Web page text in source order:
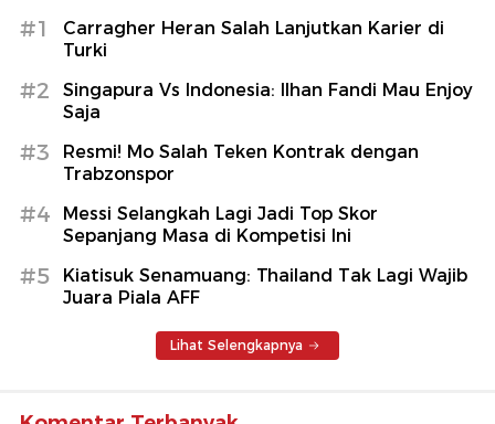
#1
Carragher Heran Salah Lanjutkan Karier di
Turki
#2
Singapura Vs Indonesia: Ilhan Fandi Mau Enjoy
Saja
#3
Resmi! Mo Salah Teken Kontrak dengan
Trabzonspor
#4
Messi Selangkah Lagi Jadi Top Skor
Sepanjang Masa di Kompetisi Ini
#5
Kiatisuk Senamuang: Thailand Tak Lagi Wajib
Juara Piala AFF
Lihat Selengkapnya